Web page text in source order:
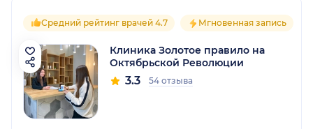
Средний рейтинг врачей 4.7 Мгновенная запись
Клиника Золотое правило на
Октябрьской Революции
3.3 54 отзыва